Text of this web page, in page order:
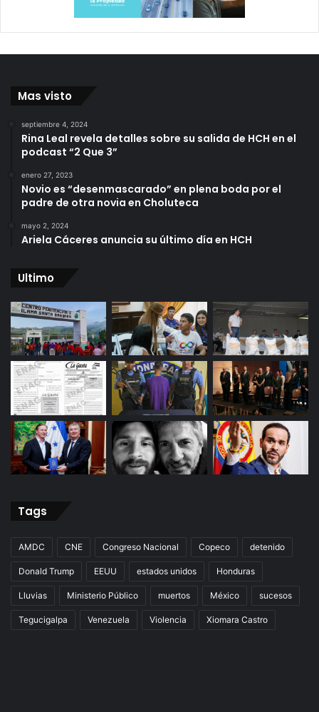
Mas visto
septiembre 4, 2024
Rina Leal revela detalles sobre su salida de HCH en el
podcast “2 Que 3”
enero 27, 2023
Novio es “desenmascarado” en plena boda por el
padre de otra novia en Choluteca
mayo 2, 2024
Ariela Cáceres anuncia su último día en HCH
Ultimo
Tags
AMDC CNE Congreso Nacional Copeco detenido
Donald Trump EEUU estados unidos Honduras
Lluvias Ministerio Público muertos México sucesos
Tegucigalpa Venezuela Violencia Xiomara Castro